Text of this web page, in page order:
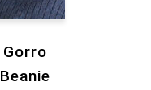
Gorro
Beanie